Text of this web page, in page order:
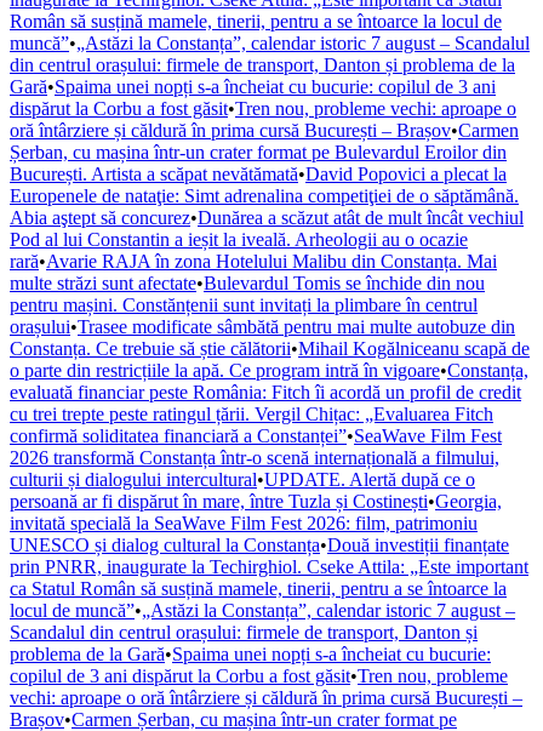
Român să susțină mamele, tinerii, pentru a se întoarce la locul de
muncă”•„Astăzi la Constanța”, calendar istoric 7 august – Scandalul
din centrul orașului: firmele de transport, Danton și problema de la
Gară•Spaima unei nopți s-a încheiat cu bucurie: copilul de 3 ani
dispărut la Corbu a fost găsit•Tren nou, probleme vechi: aproape o
oră întârziere și căldură în prima cursă București – Brașov•Carmen
Șerban, cu mașina într-un crater format pe Bulevardul Eroilor din
București. Artista a scăpat nevătămată•David Popovici a plecat la
Europenele de nataţie: Simt adrenalina competiţiei de o săptămână.
Abia aştept să concurez•Dunărea a scăzut atât de mult încât vechiul
Pod al lui Constantin a ieșit la iveală. Arheologii au o ocazie
rară•Avarie RAJA în zona Hotelului Malibu din Constanța. Mai
multe străzi sunt afectate•Bulevardul Tomis se închide din nou
pentru mașini. Constănțenii sunt invitați la plimbare în centrul
orașului•Trasee modificate sâmbătă pentru mai multe autobuze din
Constanța. Ce trebuie să știe călătorii•Mihail Kogălniceanu scapă de
o parte din restricțiile la apă. Ce program intră în vigoare•Constanța,
evaluată financiar peste România: Fitch îi acordă un profil de credit
cu trei trepte peste ratingul țării. Vergil Chițac: „Evaluarea Fitch
confirmă soliditatea financiară a Constanței”•SeaWave Film Fest
2026 transformă Constanța într-o scenă internațională a filmului,
culturii și dialogului intercultural•UPDATE. Alertă după ce o
persoană ar fi dispărut în mare, între Tuzla și Costinești•Georgia,
invitată specială la SeaWave Film Fest 2026: film, patrimoniu
UNESCO și dialog cultural la Constanța•Două investiții finanțate
prin PNRR, inaugurate la Techirghiol. Cseke Attila: „Este important
ca Statul Român să susțină mamele, tinerii, pentru a se întoarce la
locul de muncă”•„Astăzi la Constanța”, calendar istoric 7 august –
Scandalul din centrul orașului: firmele de transport, Danton și
problema de la Gară•Spaima unei nopți s-a încheiat cu bucurie:
copilul de 3 ani dispărut la Corbu a fost găsit•Tren nou, probleme
vechi: aproape o oră întârziere și căldură în prima cursă București –
Brașov•Carmen Șerban, cu mașina într-un crater format pe